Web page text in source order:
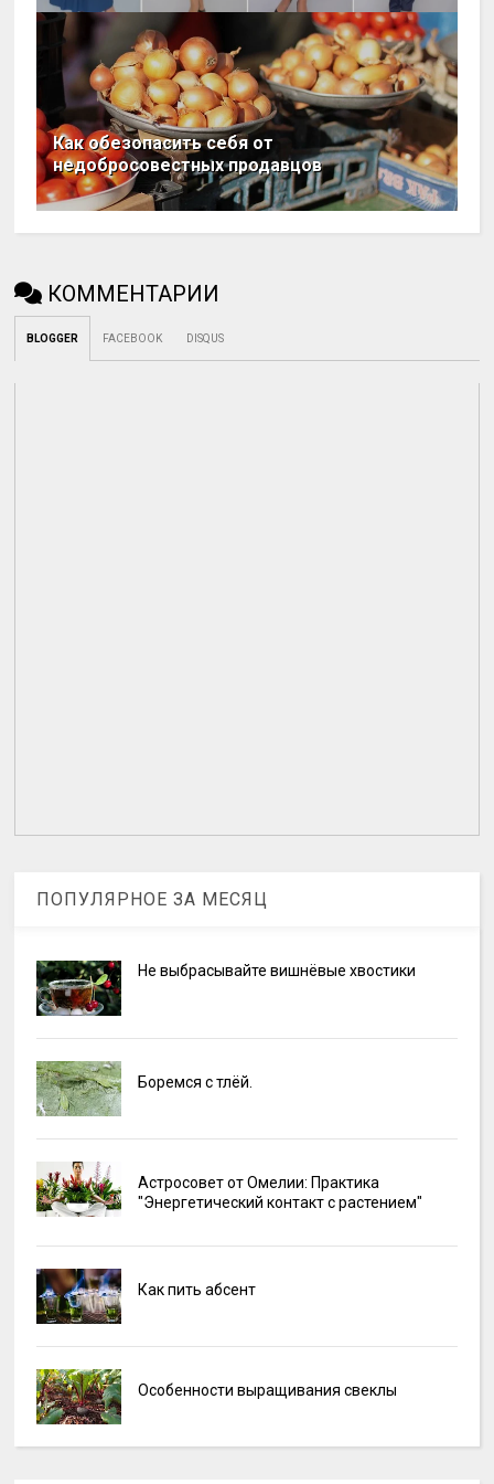
Как обезопасить себя от
недобросовестных продавцов
КОММЕНТАРИИ
BLOGGER FACEBOOK DISQUS
ПОПУЛЯРНОЕ ЗА МЕСЯЦ
Не выбрасывайте вишнёвые хвостики
Боремся с тлёй.
Астросовет от Омелии: Практика
"Энергетический контакт с растением"
Как пить абсент
Особенности выращивания свеклы